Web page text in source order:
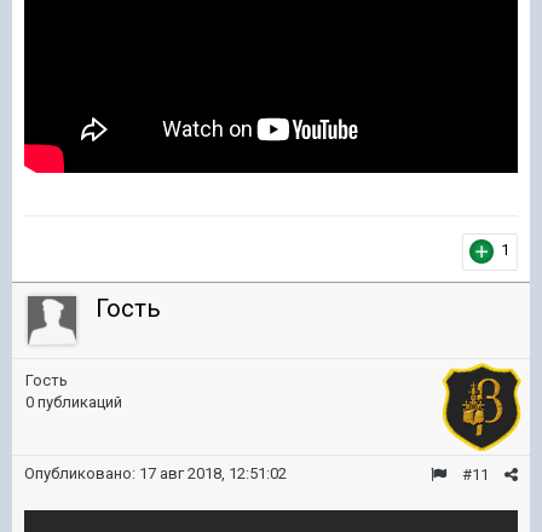
1
Гость
Гость
0 публикаций
#11
Опубликовано: 17 авг 2018, 12:51:02